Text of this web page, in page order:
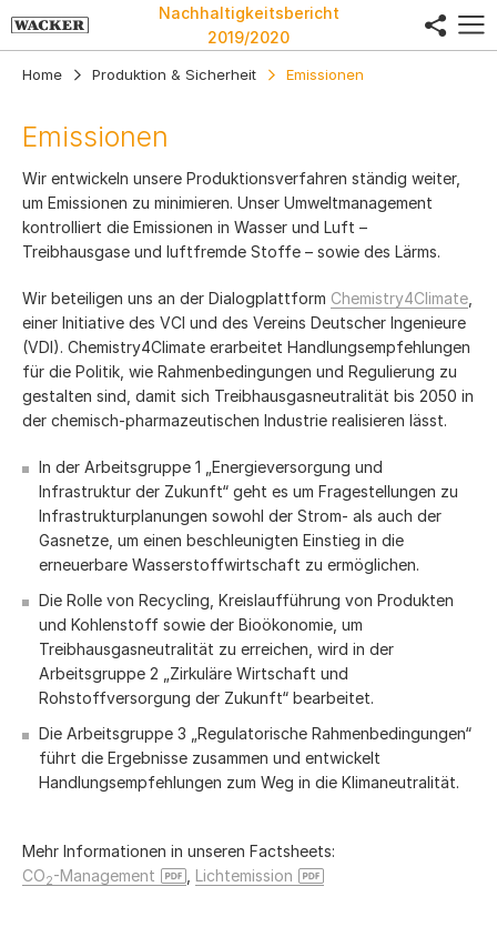
Nachhaltigkeitsbericht
2019/2020
share
Home Produktion & Sicherheit Emissionen
Emissionen
Wir entwickeln unsere Produktionsverfahren ständig weiter,
um Emissionen zu minimieren. Unser Umweltmanagement
kontrolliert die Emissionen in Wasser und Luft –
Treibhausgase und luftfremde Stoffe – sowie des Lärms.
Wir beteiligen uns an der Dialogplattform Chemistry4Climate
einer Initiative des VCI und des Vereins Deutscher Ingenieure
(VDI). Chemistry4Climate erarbeitet Handlungsempfehlungen
für die Politik, wie Rahmenbedingungen und Regulierung zu
gestalten sind, damit sich Treibhausgasneutralität bis 2050 in
der chemisch-pharmazeutischen Industrie realisieren lässt.
In der Arbeitsgruppe 1 „Energieversorgung und
Infrastruktur der Zukunft“ geht es um Fragestellungen zu
Infrastrukturplanungen sowohl der Strom- als auch der
Gasnetze, um einen beschleunigten Einstieg in die
erneuerbare Wasserstoffwirtschaft zu ermöglichen.
Die Rolle von Recycling, Kreislaufführung von Produkten
und Kohlenstoff sowie der Bioökonomie, um
Treibhausgasneutralität zu erreichen, wird in der
Arbeitsgruppe 2 „Zirkuläre Wirtschaft und
Rohstoffversorgung der Zukunft“ bearbeitet.
Die Arbeitsgruppe 3 „Regulatorische Rahmenbedingungen“
führt die Ergebnisse zusammen und entwickelt
Handlungsempfehlungen zum Weg in die Klimaneutralität.
Mehr Informationen in unseren Factsheets:
CO2-Management Lichtemission